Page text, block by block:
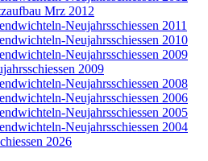
Mrz 2012
Neujahrsschiessen 2011
Neujahrsschiessen 2010
Neujahrsschiessen 2009
2009
Neujahrsschiessen 2008
Neujahrsschiessen 2006
Neujahrsschiessen 2005
Neujahrsschiessen 2004
2026